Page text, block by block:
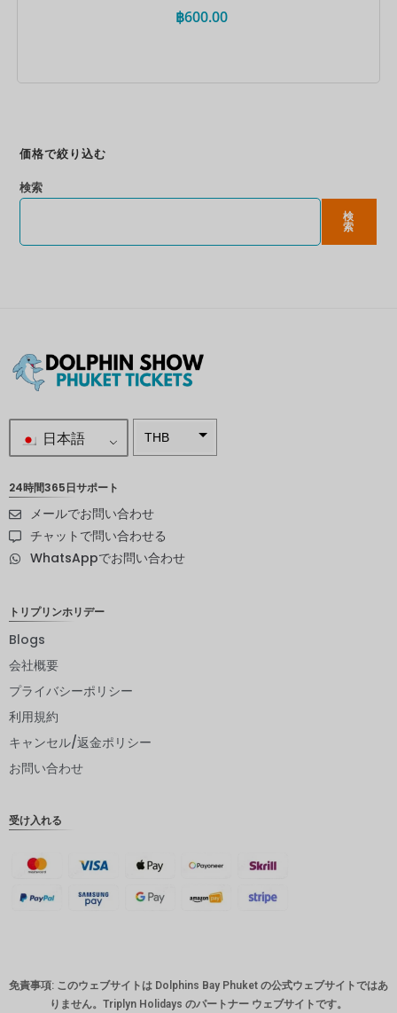
฿600.00
価格で絞り込む
検索
検
索
日本語 THB
スウェー
デンクロ
ーナ
ピー
ククロー
オースト
ラリアド
24時間365日サポート
メールでお問い合わせ
チャットで問い合わせる
WhatsAppでお問い合わせ
トリプリンホリデー
Blogs
会社概要
プライバシーポリシー
利用規約
キャンセル/返金ポリシー
お問い合わせ
受け入れる
免責事項: このウェブサイトは Dolphins Bay Phuket の公式ウェブサイトではあ
りません。Triplyn Holidays のパートナー ウェブサイトです。